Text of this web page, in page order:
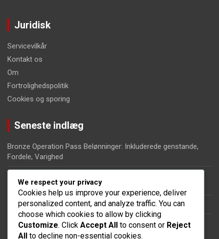
Juridisk
Servicevilkår
Kontakt os
Om
Fortrolighedspolitik
Cookies og sporing
Seneste indlæg
Bronze Operation Pass Belønninger: Inkluderede genstande,
Fordele, Varighed
Begrænsede tidsudfordringer, Bonusbelønninger
Crate Rewards: Typer af kasser, Indhold, Åbningsstrategier
Eventpræmie-strategier: Maksimering af belønninger, Effektiv
deltagelse, Tips
We respect your privacy
Cookies help us improve your experience, deliver
personalized content, and analyze traffic. You can
choose which cookies to allow by clicking
Customize. Click Accept All to consent or Reject
All to decline non-essential cookies.